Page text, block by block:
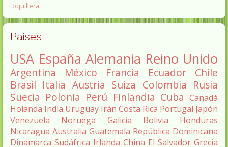
toquillera
Paises
USA España Alemania Reino Unido
Argentina México Francia Ecuador
Chile
Brasil Italia Austria Suiza Colombia Rusia
Suecia Polonia Perú Finlandia Cuba Canadá
Holanda India Uruguay Irán Costa Rica Portugal Japón
Venezuela
Noruega Galicia Bolivia
Honduras
Nicaragua Australia Guatemala República Dominicana
Dinamarca Sudáfrica Irlanda China El Salvador Grecia